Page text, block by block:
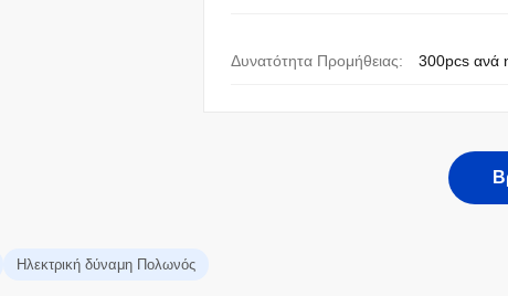
Δυνατότητα Προμήθειας: 300pcs ανά
Ηλεκτρική δύναμη Πολωνός